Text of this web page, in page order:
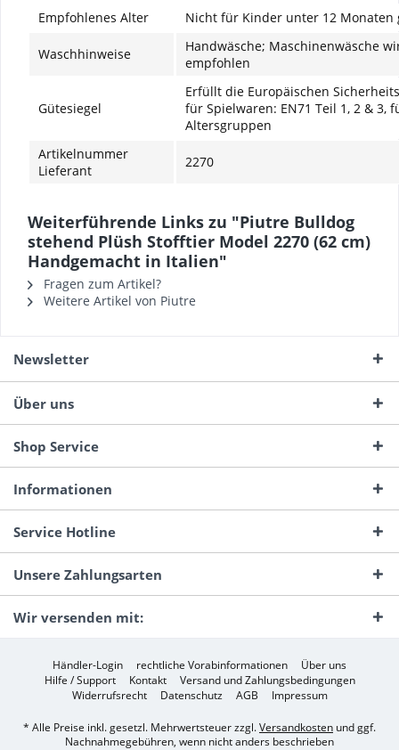
Empfohlenes Alter Nicht für Kinder unter 12 Monaten
Waschhinweise
Handwäsche; Maschinenwäsche
empfohlen
Gütesiegel
Erfüllt die Europäischen
für Spielwaren: EN71 Teil 1, 2 & 3,
Altersgruppen
Artikelnummer
Lieferant
2270
Weiterführende Links zu "Piutre Bulldog
stehend Plüsh Stofftier Model 2270 (62 cm)
Handgemacht in Italien"
Fragen zum Artikel?
Weitere Artikel von Piutre
Newsletter
Über uns
Shop Service
Informationen
Service Hotline
Unsere Zahlungsarten
Wir versenden mit:
Händler-Login rechtliche Vorabinformationen
Über uns
Hilfe / Support
Kontakt
Versand und Zahlungsbedingungen
Widerrufsrecht
Datenschutz AGB Impressum
* Alle Preise inkl. gesetzl. Mehrwertsteuer zzgl.Versandkosten und ggf.
Nachnahmegebühren, wenn nicht anders beschrieben